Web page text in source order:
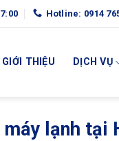
Hotline: 0914
GIỚI THIỆU DỊCH VỤ
máy lạnh tại